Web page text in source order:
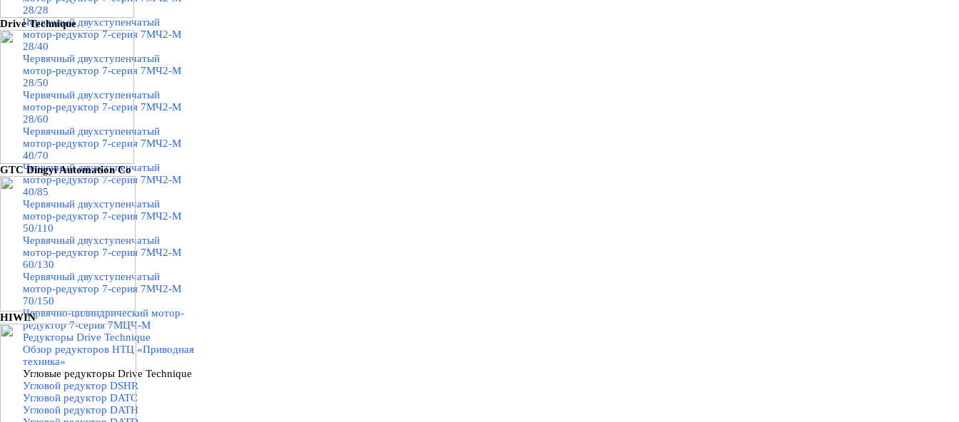
28/28
Червячный двухступенчатый
мотор-редуктор 7-серия 7МЧ2-М
28/40
Червячный двухступенчатый
мотор-редуктор 7-серия 7МЧ2-М
28/50
Червячный двухступенчатый
мотор-редуктор 7-серия 7МЧ2-М
28/60
Червячный двухступенчатый
мотор-редуктор 7-серия 7МЧ2-М
40/70
Червячный двухступенчатый
мотор-редуктор 7-серия 7МЧ2-М
40/85
Червячный двухступенчатый
мотор-редуктор 7-серия 7МЧ2-М
50/110
Червячный двухступенчатый
мотор-редуктор 7-серия 7МЧ2-М
60/130
Червячный двухступенчатый
мотор-редуктор 7-серия 7МЧ2-М
70/150
Червячно-цилиндрический мотор-
редуктор 7-серия 7МЦЧ-М
Редукторы Drive Technique
Обзор редукторов НТЦ «Приводная
техника»
Угловые редукторы Drive Technique
Угловой редуктор DSHR
Угловой редуктор DATC
Угловой редуктор DATH
Drive Technique
GTC Dingyi Automation Co
HIWIN